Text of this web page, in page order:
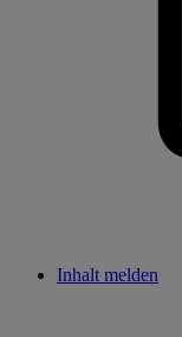
Inhalt melden